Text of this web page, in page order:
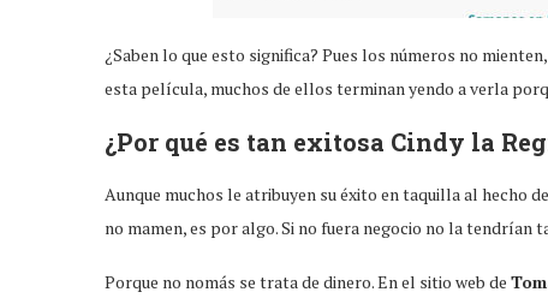
¿Saben lo que esto significa? Pues los números no
esta película, muchos de ellos terminan yendo a verla
¿Por qué es tan exitosa Cindy la
Aunque muchos le atribuyen su éxito en taquilla al hecho
no mamen, es por algo. Si no fuera negocio no la tendrían
Porque no nomás se trata de dinero. En el sitio web de